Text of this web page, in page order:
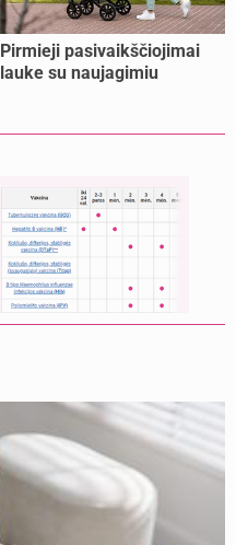
Pirmieji pasivaikščiojimai
lauke su naujagimiu